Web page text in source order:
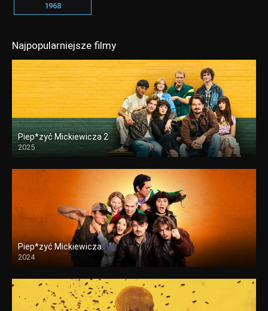
1968
Najpopularniejsze filmy
Piep*zyć Mickiewicza 2
2025
Piep*zyć Mickiewicza
2024